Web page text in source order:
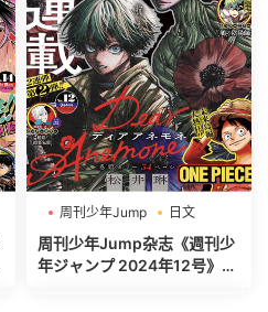
周刊少年Jump
日文
週刊少年ジャンプ
周刊少年Jump杂志《週刊少
年ジャンプ 2024年12号》高